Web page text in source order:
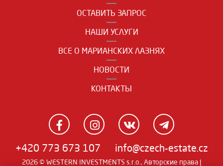
ОСТАВИТЬ ЗАПРОС
НАШИ УСЛУГИ
ВСЕ О МАРИАНСКИХ ЛАЗНЯХ
НОВОСТИ
КОНТАКТЫ
+420 773 673 107 info@czech-estate.cz
2026 © WESTERN INVESTMENTS s.r.o., Авторские права |